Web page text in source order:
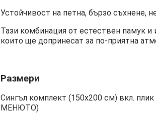
Устойчивост на петна, бързо съхнене,
Тази комбинация от естествен памук
които ще допринесат за по-приятна
Размери
Сингъл комплект (150х200 см) вкл.
МЕНЮТО)